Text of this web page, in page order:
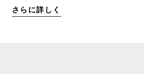
さらに詳しく